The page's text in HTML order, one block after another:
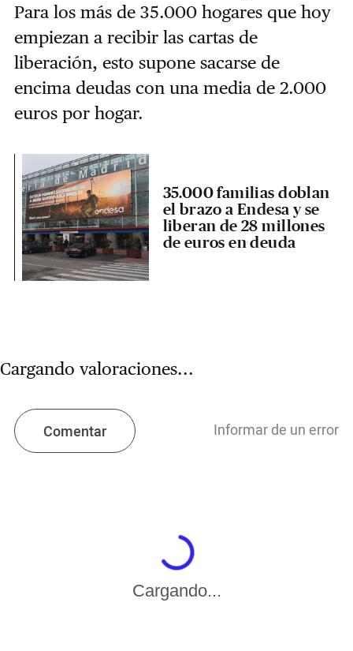
Para los más de 35.000 hogares que hoy
empiezan a recibir las cartas de
liberación, esto supone sacarse de
encima deudas con una media de 2.000
euros por hogar.
35.000 familias doblan
el brazo a Endesa y se
liberan de 28 millones
de euros en deuda
Cargando valoraciones...
Comentar Informar de un error
Cargando...